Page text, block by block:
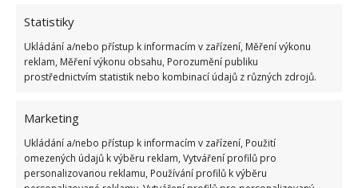
Statistiky
Ukládání a/nebo přístup k informacím v zařízení, Měření výkonu
reklam, Měření výkonu obsahu, Porozumění publiku
prostřednictvím statistik nebo kombinací údajů z různých zdrojů.
Marketing
Ukládání a/nebo přístup k informacím v zařízení, Použití
omezených údajů k výběru reklam, Vytváření profilů pro
personalizovanou reklamu, Používání profilů k výběru